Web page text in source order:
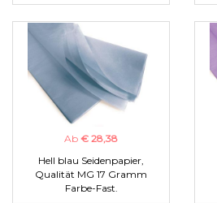
Ab € 28,38
Hell blau Seidenpapier,
Qualität MG 17 Gramm
Farbe-Fast.